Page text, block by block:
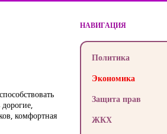
комфортная
НАВИГАЦИЯ
Политика
Экономика
Защита прав
ЖКХ